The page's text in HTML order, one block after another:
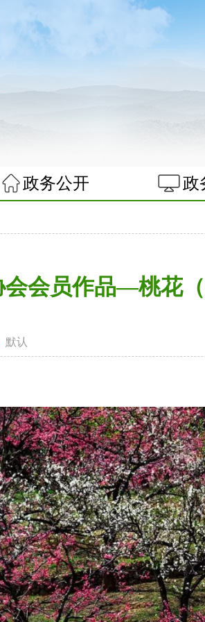
政务公开 政
会员作品—桃花
默认